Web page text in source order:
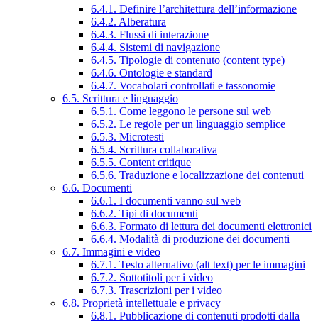
6.4.1. Definire l’architettura dell’informazione
6.4.2. Alberatura
6.4.3. Flussi di interazione
6.4.4. Sistemi di navigazione
6.4.5. Tipologie di contenuto (content type)
6.4.6. Ontologie e standard
6.4.7. Vocabolari controllati e tassonomie
6.5. Scrittura e linguaggio
6.5.1. Come leggono le persone sul web
6.5.2. Le regole per un linguaggio semplice
6.5.3. Microtesti
6.5.4. Scrittura collaborativa
6.5.5. Content critique
6.5.6. Traduzione e localizzazione dei contenuti
6.6. Documenti
6.6.1. I documenti vanno sul web
6.6.2. Tipi di documenti
6.6.3. Formato di lettura dei documenti elettronici
6.6.4. Modalità di produzione dei documenti
6.7. Immagini e video
6.7.1. Testo alternativo (alt text) per le immagini
6.7.2. Sottotitoli per i video
6.7.3. Trascrizioni per i video
6.8. Proprietà intellettuale e privacy
6.8.1. Pubblicazione di contenuti prodotti dalla